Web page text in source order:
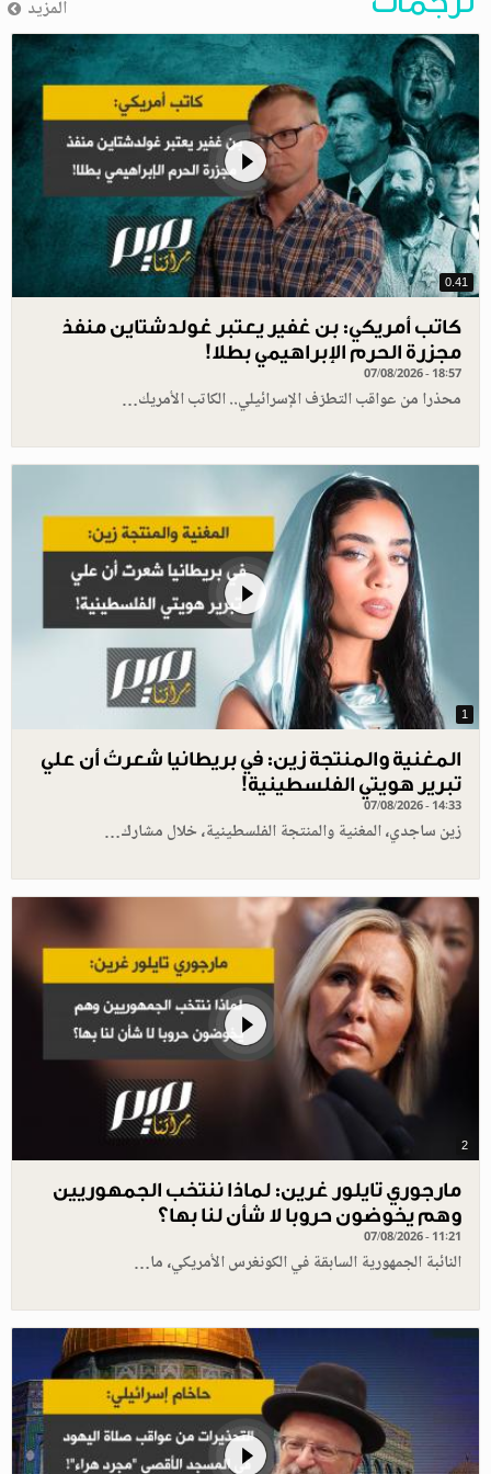
المزيد
0.41
كاتب أمريكي: بن غفير يعتبر غولدشتاين منفذ
مجزرة الحرم الإبراهيمي بطلا!
07/08/2026 - 18:57
محذرا من عواقب التطرّف الإسرائيلي.. الكاتب الأمريك…
1
المغنية والمنتجة زين: في بريطانيا شعرتُ أن علي
تبرير هويتي الفلسطينية!
07/08/2026 - 14:33
زين ساجدي، المغنية والمنتجة الفلسطينية، خلال مشارك…
2
مارجوري تايلور غرين: لماذا ننتخب الجمهوريين
وهم يخوضون حروبا لا شأن لنا بها؟
07/08/2026 - 11:21
النائبة الجمهورية السابقة في الكونغرس الأمريكي، ما…